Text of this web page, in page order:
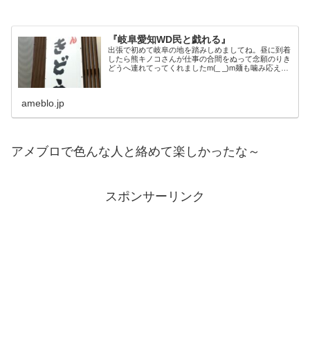
『岐阜愛知WD民と戯れる』
出張で初めて岐阜の地を踏みしめましてね。昼に到着
したら熊キノコさんが仕事の合間をぬって念願のりき
どうへ連れてってくれましたm(_ _)m麺も噛み応えあ
ameblo.jp
アメブロで色んな人と絡めて楽しかったな～
スポンサーリンク